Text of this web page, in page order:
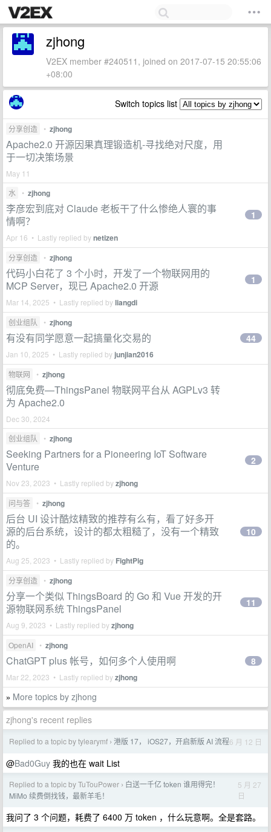
zjhong
V2EX member #240511, joined on 2017-07-15 20:55:06
+08:00
Switch topics list
分享创造 • zjhong
Apache2.0 开源因果真理锻造机-寻找绝对尺度，用
于一切决策场景
May 11
水
• zjhong
李彦宏到底对 Claude 老板干了什么惨绝人寰的事
情啊？
Apr 16 • Lastly replied bynetizen
1
分享创造 • zjhong
代码小白花了 3 个小时，开发了一个物联网用的
MCP Server，现已 Apache2.0 开源
Mar 14, 2025 • Lastly replied byliangdi
1
创业组队 • zjhong
有没有同学愿意一起搞量化交易的
Jan 10, 2025 • Lastly replied by junjian2016
44
物联网 • zjhong
彻底免费—ThingsPanel 物联网平台从 AGPLv3 转
为 Apache2.0
Dec 30, 2024
创业组队
• zjhong
Seeking Partners for a Pioneering IoT Software
Venture
Nov 23, 2023 • Lastly replied byzjhong
2
问与答 • zjhong
后台 UI 设计酷炫精致的推荐有么有，看了好多开
源的后台系统，设计的都太粗糙了，没有一个精致
的。
Aug 25, 2023 • Lastly replied by FightPig
10
分享创造 • zjhong
分享一个类似 ThingsBoard 的 Go 和 Vue 开发的开
源物联网系统 ThingsPanel
Aug 9, 2023 • Lastly replied byzjhong
11
OpenAI • zjhong
ChatGPT plus 帐号，如何多个人使用啊
Mar 22, 2023 • Lastly replied byzjhong
8
» More topics by zjhong
zjhong's recent replies
Replied to a topic by tylearymf › 港版 17， iOS27，开启新版 AI 流程6 月 12 日
@Bad0Guy 我的也在 wait List
Replied to a topic by TuTouPower › 白送一千亿 token 谁用得完！
MiMo 续费倒找钱，最新羊毛！
5 月 27
日
我问了 3 个问题，耗费了 6400 万 token ，什么玩意啊。全是套路。